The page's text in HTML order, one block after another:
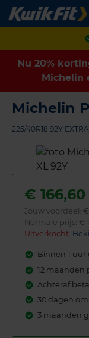
Nu 20%
Michelin
Michelin
225/40R18 92Y
€ 166,60
Jouw voordeel:
Normale prijs: €
Uitverkocht:
Binnen 1
12 maanden
Achteraf
30 dagen
3 maanden